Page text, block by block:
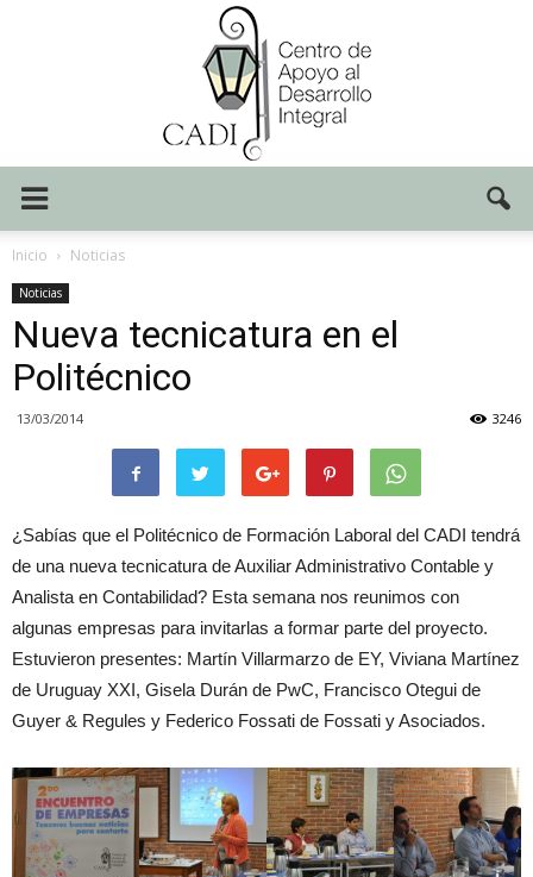
CADI
Inicio Noticias
Noticias
Nueva tecnicatura en el
Politécnico
13/03/2014 3246
¿Sabías que el Politécnico de Formación Laboral del CADI tendrá
de una nueva tecnicatura de Auxiliar Administrativo Contable y
Analista en Contabilidad? Esta semana nos reunimos con
algunas empresas para invitarlas a formar parte del proyecto.
Estuvieron presentes: Martín Villarmarzo de EY, Viviana Martínez
de Uruguay XXI, Gisela Durán de PwC, Francisco Otegui de
Guyer & Regules y Federico Fossati de Fossati y Asociados.